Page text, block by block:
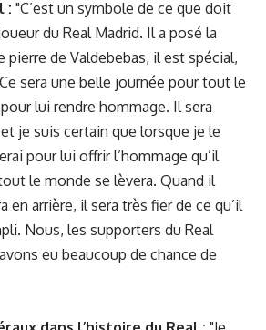
: "C’est un symbole de ce que doit
du Real Madrid. Il a posé la
pierre de Valdebebas, il est spécial,
sera une belle journée pour tout le
lui rendre hommage. Il sera
je suis certain que lorsque je le
pour lui offrir l’hommage qu’il
le monde se lèvera. Quand il
en arrière, il sera très fier de ce qu’il
Nous, les supporters du Real
eu beaucoup de chance de